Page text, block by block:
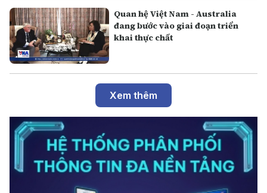
Quan hệ Việt Nam - Australia
đang bước vào giai đoạn triển
khai thực chất
Xem thêm